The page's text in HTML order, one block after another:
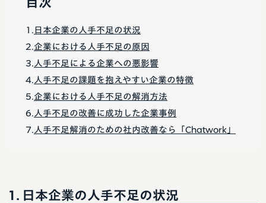
日本企業の人手不足の状況
企業における人手不足の原因
人手不足による企業への悪影響
人手不足の課題を抱えやすい企業の特徴
企業における人手不足の解消方法
人手不足の改善に成功した企業事例
人手不足解消のための社内改善なら「Chatwork」
日本企業の人手不足の状況